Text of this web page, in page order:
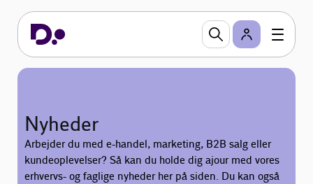
Nyheder
Arbejder du med e-handel, marketing, B2B salg eller
kundeoplevelser? Så kan du holde dig ajour med vores
erhvervs- og faglige nyheder her på siden. Du kan også